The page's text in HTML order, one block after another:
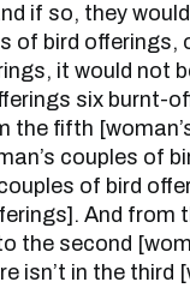
if so, they
of bird offerings,
it would not
six burnt-
the fifth
couples of
of bird
And from
the second
isn’t in the third